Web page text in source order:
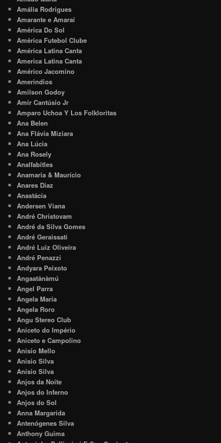
Amália Rodrigues
Amarante e Amaraí
América Do Sol
América Futebol Clube
América Latina Canta
America Latina Canta
Américo Jacomino
Amerindios
Amilson Godoy
Amir Cantúsio Jr
Amparo Uchoa Y Los Folkloritas
Ana Belen
Ana Flávia Miziara
Ana Lúcia
Ana Rosely
Analfabitles
Anamaria & Maurício
Anares Diaz
Anastácia
Andersen Viana
André Christovam
André da Silva Gomes
André Geraissati
André Luiz Oliveira
André Penazzi
Andyara Peixoto
Angaatãnàmú
Angel Parra
Angela Maria
Angela Roro
Angu Stereo Club
Aniceto do Império
Aniceto e Campolino
Anisio Mello
Anisio Silva
Anísio Silva
Anjos da Noite
Anjos do Inferno
Anjos do Sol
Anna Margarida
Antenógenes Silva
Anthony Guima